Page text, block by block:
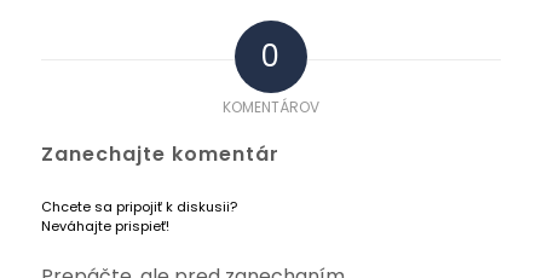
0
KOMENTÁROV
Zanechajte komentár
Chcete sa pripojiť k diskusii?
Neváhajte prispieť!